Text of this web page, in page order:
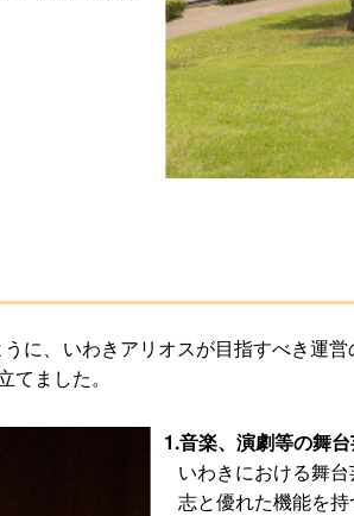
に、いわきアリオスが目指すべき運
ました。
1.音楽、演劇等の舞
いわきにおける舞
志と優れた機能を持